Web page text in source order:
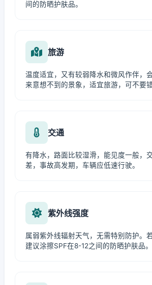
间的防晒护肤品。
旅游
温度适宜，又有较弱降水和微风作伴，
来意想不到的景象，适宜旅游，可不要
交通
有降水，路面比较湿滑，能见度一般，
差，事故高发期，车辆应低速行驶。
紫外线强度
属弱紫外线辐射天气，无需特别防护。
建议涂擦SPF在8-12之间的防晒护肤品。